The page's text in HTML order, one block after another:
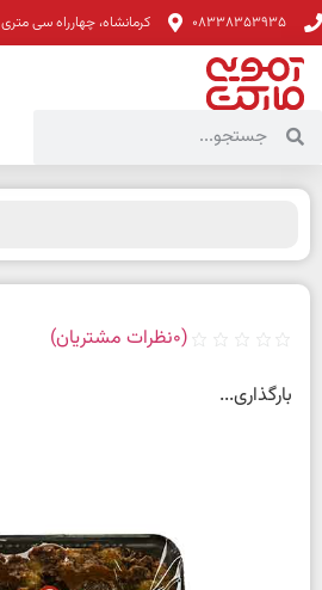
08338353935 کرمانشاه، چهارراه سی متری
(
0نظرات مشتریان)
بارگذاری...